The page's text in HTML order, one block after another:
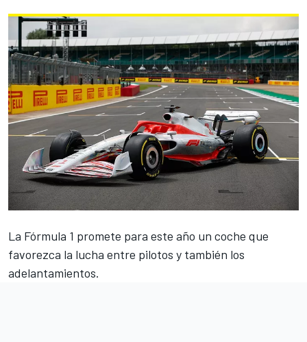
La Fórmula 1 promete para este año un coche que
favorezca la lucha entre pilotos y también los
adelantamientos.